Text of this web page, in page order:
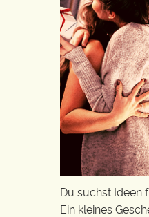
Du suchst Ideen
Ein kleines